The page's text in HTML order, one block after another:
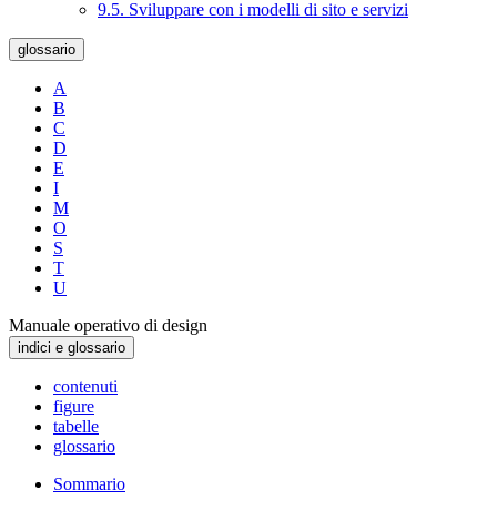
9.5. Sviluppare con i modelli di sito e servizi
glossario
A
B
C
D
E
I
M
O
S
T
U
Manuale operativo di design
indici e glossario
contenuti
figure
tabelle
glossario
Sommario